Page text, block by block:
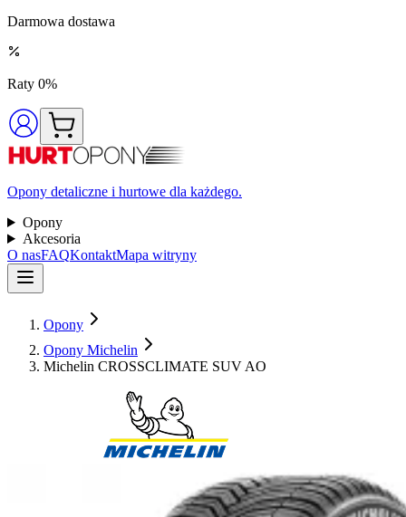
Darmowa dostawa
Raty 0%
Opony detaliczne i hurtowe dla każdego.
Opony
Akcesoria
O nasFAQKontaktMapa witryny
Opony
Opony Michelin
Michelin CROSSCLIMATE SUV AO